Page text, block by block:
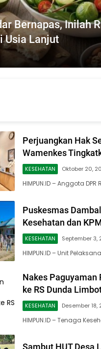
Bernapas, Inilah
Usia Lanjut
Perjuangkan Hak
Wamenkes
KESEHATAN Oktober 20,
HIMPUN.ID – Anggota
Puskesmas
Kesehatan dan
KESEHATAN September 3,
HIMPUN.ID – Unit
Nakes
ke RS Dunda
KESEHATAN Desember 18,
HIMPUN.ID – Tenaga
Sambut HUT Desa